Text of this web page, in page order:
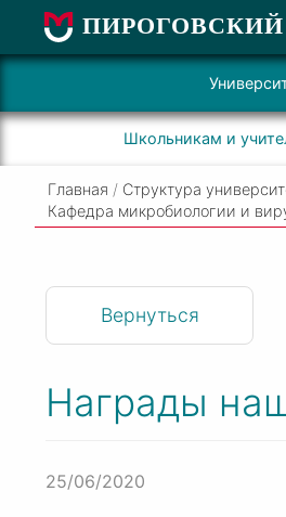
Школьникам и
Главная / Структура
Кафедра микробиологии и
Награды
25/06/2020
Вернуться